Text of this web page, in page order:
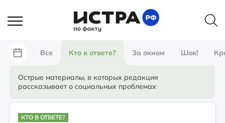
Все Кто в ответе? За окном Шок!
Острые материалы, в которых редакция
рассказывает о социальных проблемах
КТО В ОТВЕТЕ?